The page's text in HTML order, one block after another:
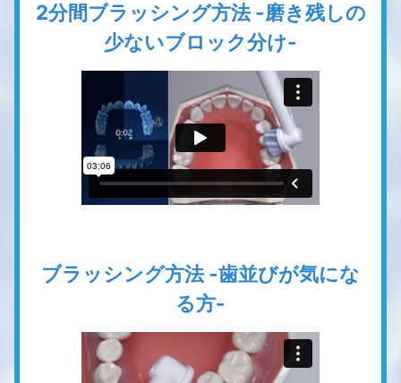
2分間ブラッシング方法 -磨き残しの
少ないブロック分け-
ブラッシング方法 -歯並びが気にな
る方-